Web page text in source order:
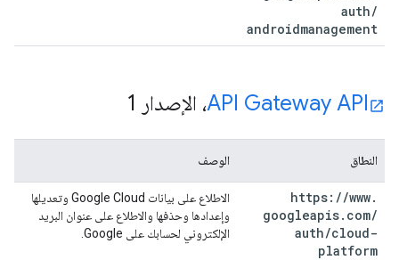
auth/
androidmanagement
API Gateway API، الإصدار 1
النطاق الوصف
https: //www.
googleapis. com/
auth/cloud-
platform
الاطلاع على بيانات Google Cloud وتعديلها
وإعدادها وحذفها والاطلاع على عنوان البريد
الإلكتروني لحسابك على Google.